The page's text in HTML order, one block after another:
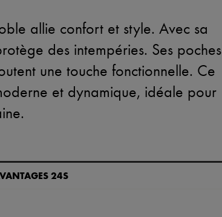
allie confort et style. Avec sa
des intempéries. Ses poches
une touche fonctionnelle. Ce
et dynamique, idéale pour
24S